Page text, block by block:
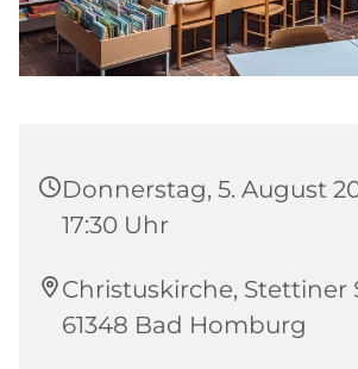
Donnerstag, 5. August
17:30 Uhr
Christuskirche, Stettiner
61348 Bad Homburg